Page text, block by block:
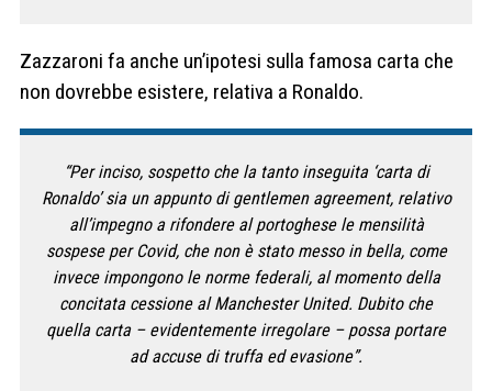
Zazzaroni fa anche un’ipotesi sulla famosa carta che
non dovrebbe esistere, relativa a Ronaldo.
“Per inciso, sospetto che la tanto inseguita ‘carta di
Ronaldo’ sia un appunto di gentlemen agreement, relativo
all’impegno a rifondere al portoghese le mensilità
sospese per Covid, che non è stato messo in bella, come
invece impongono le norme federali, al momento della
concitata cessione al Manchester United. Dubito che
quella carta – evidentemente irregolare – possa portare
ad accuse di truffa ed evasione”.